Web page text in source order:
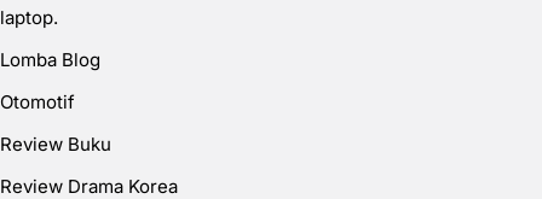
laptop.
Lomba Blog
Otomotif
Review Buku
Review Drama Korea